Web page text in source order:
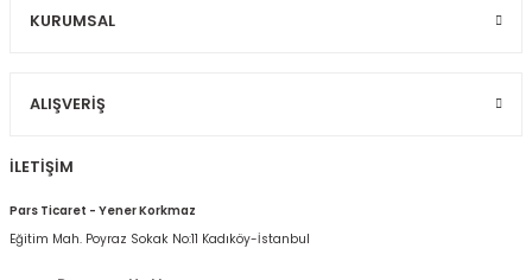
KURUMSAL
ALIŞVERIŞ
İLETİŞİM
Pars Ticaret - Yener Korkmaz
Eğitim Mah. Poyraz Sokak No:11 Kadıköy-İstanbul